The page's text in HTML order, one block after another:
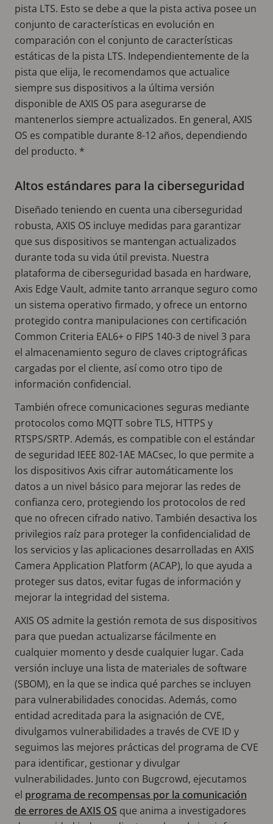
pista LTS. Esto se debe a que la pista activa posee un
conjunto de características en evolución en
comparación con el conjunto de características
estáticas de la pista LTS. Independientemente de la
pista que elija, le recomendamos que actualice
siempre sus dispositivos a la última versión
disponible de AXIS OS para asegurarse de
mantenerlos siempre actualizados. En general, AXIS
OS es compatible durante 8-12 años, dependiendo
del producto. *
Altos estándares para la ciberseguridad
Diseñado teniendo en cuenta una ciberseguridad
robusta, AXIS OS incluye medidas para garantizar
que sus dispositivos se mantengan actualizados
durante toda su vida útil prevista. Nuestra
plataforma de ciberseguridad basada en hardware,
Axis Edge Vault, admite tanto arranque seguro como
un sistema operativo firmado, y ofrece un entorno
protegido contra manipulaciones con certificación
Common Criteria EAL6+ o FIPS 140-3 de nivel 3 para
el almacenamiento seguro de claves criptográficas
cargadas por el cliente, así como otro tipo de
información confidencial.
También ofrece comunicaciones seguras mediante
protocolos como MQTT sobre TLS, HTTPS y
RTSPS/SRTP. Además, es compatible con el estándar
de seguridad IEEE 802-1AE MACsec, lo que permite a
los dispositivos Axis cifrar automáticamente los
datos a un nivel básico para mejorar las redes de
confianza cero, protegiendo los protocolos de red
que no ofrecen cifrado nativo. También desactiva los
privilegios raíz para proteger la confidencialidad de
los servicios y las aplicaciones desarrolladas en AXIS
Camera Application Platform (ACAP), lo que ayuda a
proteger sus datos, evitar fugas de información y
mejorar la integridad del sistema.
AXIS OS admite la gestión remota de sus dispositivos
para que puedan actualizarse fácilmente en
cualquier momento y desde cualquier lugar. Cada
versión incluye una lista de materiales de software
(SBOM), en la que se indica qué parches se incluyen
para vulnerabilidades conocidas. Además, como
entidad acreditada para la asignación de CVE,
divulgamos vulnerabilidades a través de CVE ID y
seguimos las mejores prácticas del programa de CVE
para identificar, gestionar y divulgar
vulnerabilidades. Junto con Bugcrowd, ejecutamos
el programa de recompensas por la comunicación
de errores de AXIS OS que anima a investigadores